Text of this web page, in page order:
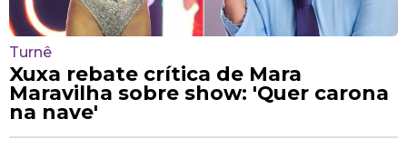
Turnê
Xuxa rebate crítica de Mara
Maravilha sobre show: 'Quer carona
na nave'